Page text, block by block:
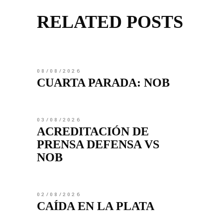
RELATED POSTS
08/08/2026
CUARTA PARADA: NOB
03/08/2026
ACREDITACIÓN DE
PRENSA DEFENSA VS
NOB
02/08/2026
CAÍDA EN LA PLATA